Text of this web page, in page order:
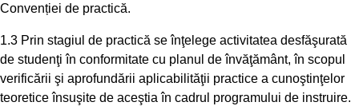
Convenției de practică.
1.3 Prin stagiul de practică se înţelege activitatea desfăşurată
de studenţi în conformitate cu planul de învăţământ, în scopul
verificării şi aprofundării aplicabilităţii practice a cunoştinţelor
teoretice însuşite de aceştia în cadrul programului de instruire.